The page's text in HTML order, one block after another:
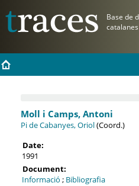
Moll i Camps, Antoni
Pi de Cabanyes, Oriol(Coord.)
Date:
1991
Document:
Informació ; Bibliografia